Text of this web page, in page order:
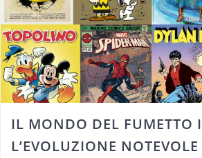
IL MONDO DEL FUMETTO
L’EVOLUZIONE